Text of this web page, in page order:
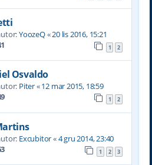
YoozeQ«20 lis 2016, 15:21
1 2
Osvaldo
Piter«12 mar 2015, 18:59
1 2
Excubitor«4 gru 2014, 23:40
1 2 3